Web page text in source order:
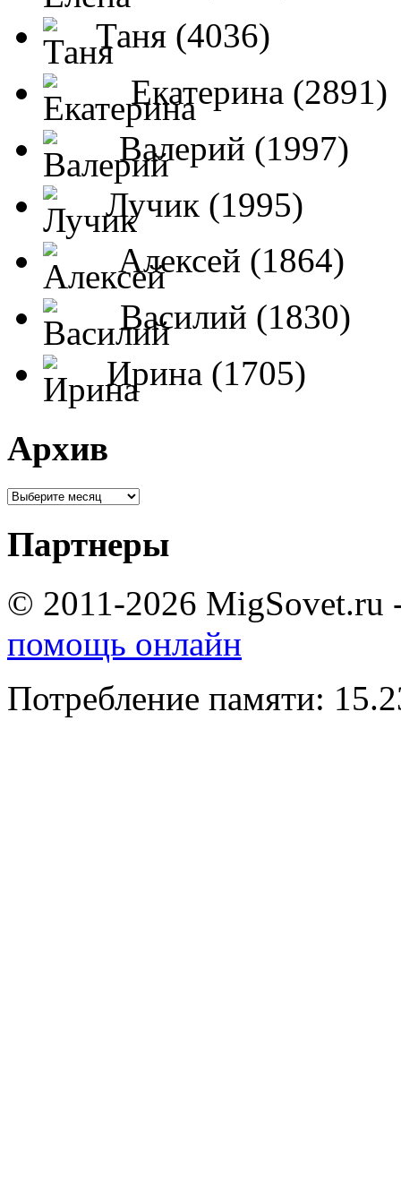
Таня (4036)
Екатерина (2891)
Валерий (1997)
Лучик (1995)
Алексей (1864)
Василий (1830)
Ирина (1705)
Архив
Партнеры
© 2011-2026 MigSovet.ru
помощь онлайн
Потребление памяти: